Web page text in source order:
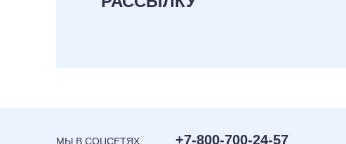
МЫ В СОЦСЕТЯХ +7-800-700-24-57